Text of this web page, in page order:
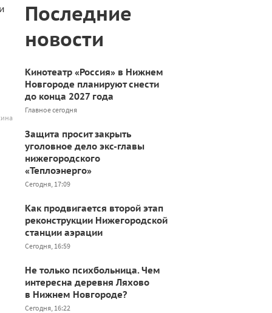
Последние
новости
Кинотеатр «Россия» в Нижнем
Новгороде планируют снести
до конца 2027 года
Главное сегодня
Защита просит закрыть
уголовное дело экс-главы
нижегородского
«Теплоэнерго»
Сегодня, 17:09
Как продвигается второй этап
реконструкции Нижегородской
станции аэрации
Сегодня, 16:59
Не только психбольница. Чем
интересна деревня Ляхово
в Нижнем Новгороде?
Сегодня, 16:22